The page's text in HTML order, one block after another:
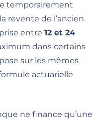
temporairement
revente de l’ancien.
entre 12 et 24
dans certains
sur les mêmes
actuarielle
ne finance qu’une